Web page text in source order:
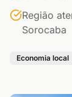
Região
Sorocaba
Economia local